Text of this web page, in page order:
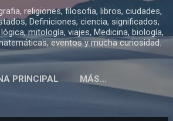
religiones, filosofia, libros, ciudades,
Definiciones, ciencia, significados,
mitología, viajes, Medicina, biología,
eventos y mucha curiosidad.
PRINCIPAL MÁS…